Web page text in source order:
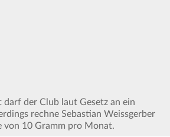
der Club laut Gesetz an ein
rechne Sebastian Weissgerber
von 10 Gramm pro Monat.